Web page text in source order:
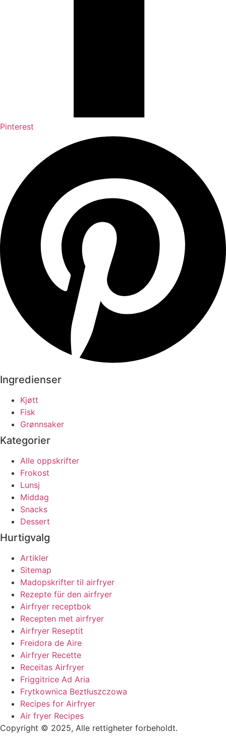
Pinterest
Ingredienser
Kjøtt
Fisk
Grønnsaker
Kategorier
Alle oppskrifter
Frokost
Lunsj
Middag
Snacks
Dessert
Hurtigvalg
Artikler
Sitemap
Madopskrifter til airfryer
Rezepte für den airfryer
Airfryer receptbok
Recepten met airfryer
Airfryer Reseptit
Freidora de Aire
Airfryer Recette
Receitas Airfryer
Friggitrice Ad Aria
Frytkownica Beztłuszczowa
Recipes for Airfryer
Air fryer Recipes
Copyright © 2025, Alle rettigheter forbeholdt.